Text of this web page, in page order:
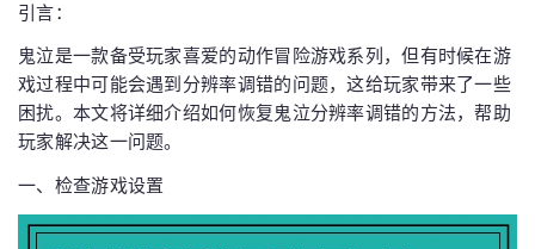
引言：
鬼泣是一款备受玩家喜爱的动作冒险游戏系列，但有时候在游
戏过程中可能会遇到分辨率调错的问题，这给玩家带来了一些
困扰。本文将详细介绍如何恢复鬼泣分辨率调错的方法，帮助
玩家解决这一问题。
一、检查游戏设置